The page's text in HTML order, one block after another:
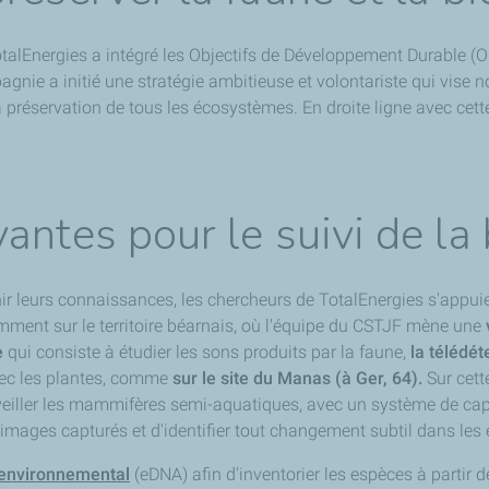
a intégré les Objectifs de Développement Durable
a initié une stratégie ambitieuse et volontariste qui vise
de tous les écosystèmes. En droite ligne avec
pour le suivi de
leurs connaissances, les chercheurs de TotalEnergies
sur le territoire béarnais, où l'équipe du CSTJF mène une
qui consiste à étudier les sons produits par la faune, la
les plantes, comme sur le site du Manas (à Ger, 64). Sur
les mammifères semi-aquatiques, avec un système de
capturés et d'identifier tout changement subtil dans les
(eDNA) afin d'inventorier les espèces à partir